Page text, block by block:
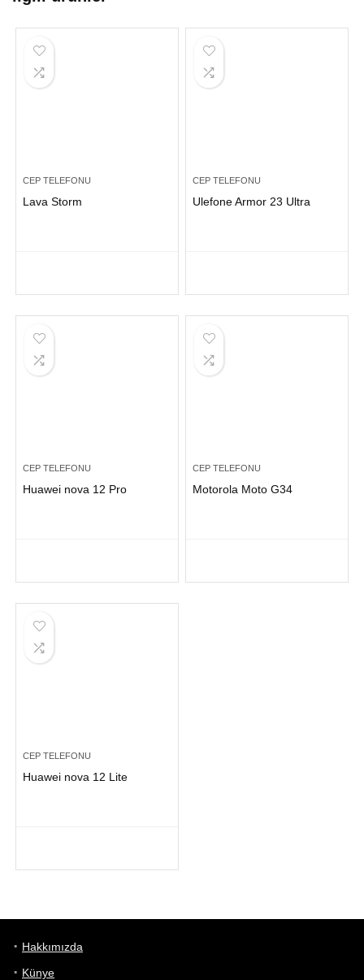
CEP TELEFONU
Lava Storm
CEP TELEFONU
Ulefone Armor 23 Ultra
CEP TELEFONU
Huawei nova 12 Pro
CEP TELEFONU
Motorola Moto G34
CEP TELEFONU
Huawei nova 12 Lite
Hakkımızda
Künye